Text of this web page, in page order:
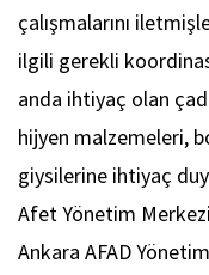
çalışmalarını
ilgili gerekli
anda ihtiyaç olan
hijyen malzemeleri,
giysilerine ihtiyaç
Afet Yönetim
Ankara AFAD